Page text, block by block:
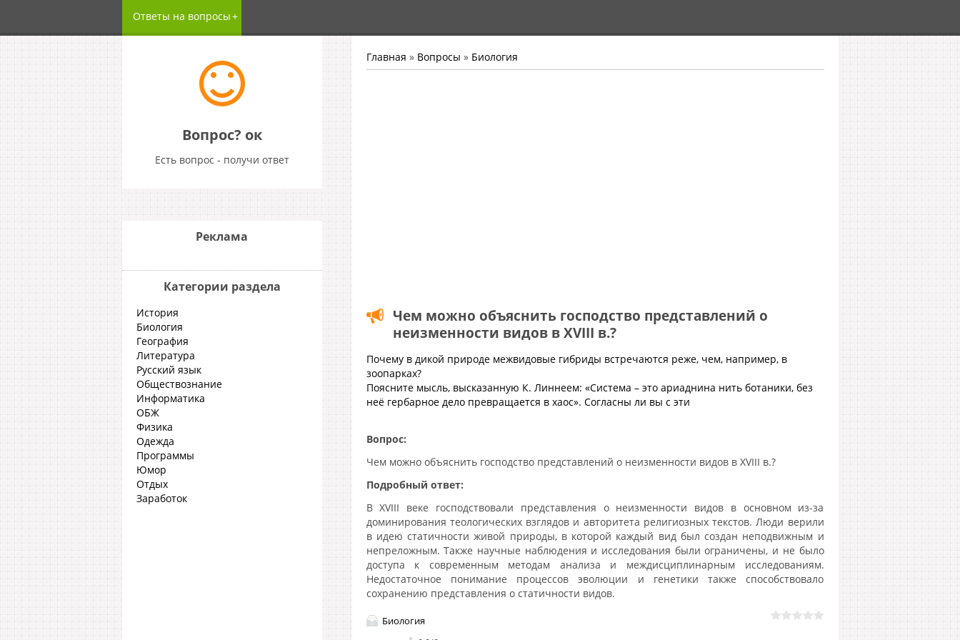
Ответы на вопросы
Вопрос? ок
Есть вопрос - получи ответ
Главная » Вопросы » Биология
Чем можно объяснить господство представлений о
неизменности видов в XVIII в.?
Почему в дикой природе межвидовые гибриды встречаются реже, чем, например, в
зоопарках?
Поясните мысль, высказанную К. Линнеем: «Система – это ариаднина нить ботаники, без
неё гербарное дело превращается в хаос». Согласны ли вы с эти
Вопрос:
Чем можно объяснить господство представлений о неизменности видов в XVIII в.?
Подробный ответ:
В XVIII веке господствовали представления о неизменности видов в основном из-за
доминирования теологических взглядов и авторитета религиозных текстов. Люди верили
в идею статичности живой природы, в которой каждый вид был создан неподвижным и
непреложным. Также научные наблюдения и исследования были ограничены, и не было
доступа к современным методам анализа и междисциплинарным исследованиям.
Недостаточное понимание процессов эволюции и генетики также способствовало
сохранению представления о статичности видов.
Биология
Реклама
Категории раздела
История
Биология
География
Литература
Русский язык
Обществознание
Информатика
ОБЖ
Физика
Одежда
Программы
Юмор
Отдых
Заработок